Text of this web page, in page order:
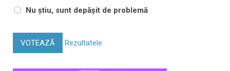
Nu știu, sunt depășit de problemă
VOTEAZĂ Rezultatele